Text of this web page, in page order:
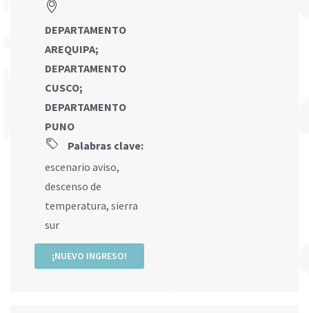
DEPARTAMENTO
AREQUIPA;
DEPARTAMENTO
CUSCO;
DEPARTAMENTO
PUNO
Palabras clave:
escenario aviso,
descenso de
temperatura, sierra
sur
¡NUEVO INGRESO!